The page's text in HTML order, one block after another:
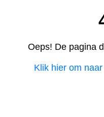
Oeps! De pagina
Klik hier om